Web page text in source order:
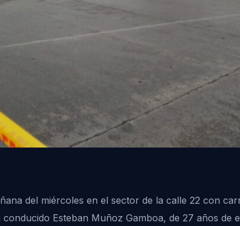
del miércoles en el sector de la calle 22 con
Esteban Muñoz Gamboa, de 27 años de